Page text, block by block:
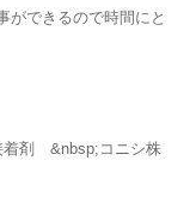
ができるので時間にと
着剤 &nbsp;コニシ株